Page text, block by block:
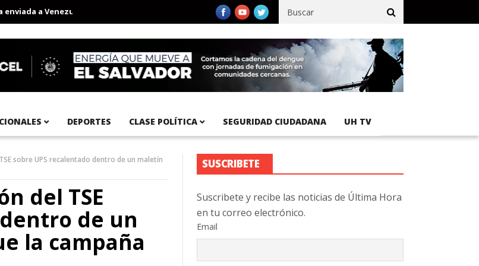
a Venezuela Aeropuerto Internacional del Pacífico registra 92 % de avance en obras de terracería
DEPORTES CLASE POLÍTICA SEGURIDAD CIUDADANA UH TV
sobre UPS recalentado dentro de un maletín
del TSE
de un
la campaña
SUSCRIBETE
Suscribete y recibe las noticias de Última Hora
en tu correo electrónico.
Email